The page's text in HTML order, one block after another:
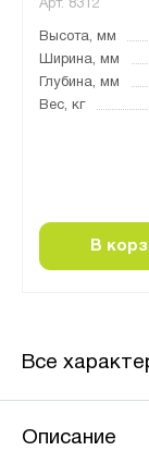
Арт. 8312
Высота, мм
Ширина, мм
Глубина, мм
Вес, кг
В
Все
Описание